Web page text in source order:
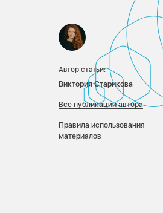
Автор статьи:
Виктория Старикова
Все публикации автора
Правила использования
материалов